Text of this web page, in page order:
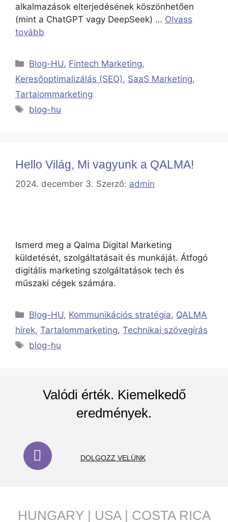
alkalmazások elterjedésének köszönhetően
(mint a ChatGPT vagy DeepSeek) … Olvass
tovább
Blog-HU, Fintech Marketing,
Keresőoptimalizálás (SEO), SaaS Marketing,
Tartalommarketing
blog-hu
Hello Világ, Mi vagyunk a QALMA!
2024. december 3. Szerző: admin
Ismerd meg a Qalma Digital Marketing
küldetését, szolgáltatásait és munkáját. Átfogó
digitális marketing szolgáltatások tech és
műszaki cégek számára.
Blog-HU, Kommunikációs stratégia, QALMA
hírek, Tartalommarketing, Technikai szövegírás
blog-hu
Valódi érték. Kiemelkedő
eredmények.
DOLGOZZ VELÜNK
HUNGARY | USA | COSTA RICA